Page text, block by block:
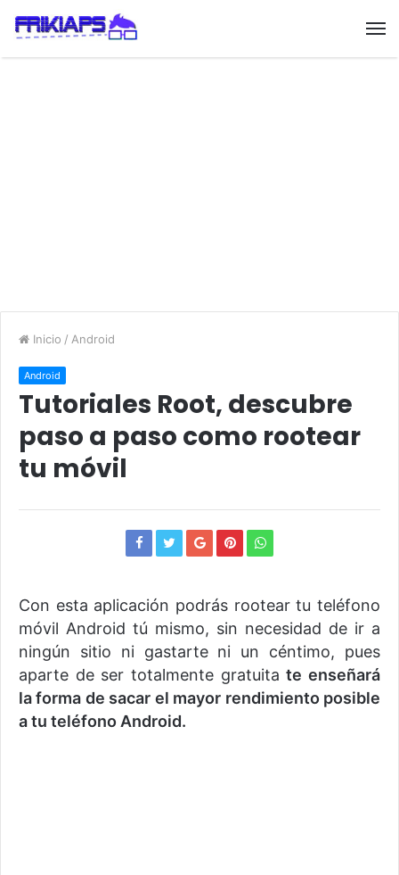
Inicio / Android
Android
Tutoriales Root, descubre
paso a paso como rootear
tu móvil
Con esta aplicación podrás rootear tu teléfono
móvil Android tú mismo, sin necesidad de ir a
ningún sitio ni gastarte ni un céntimo, pues
aparte de ser totalmente gratuitate enseñará
la forma de sacar el mayor rendimiento posible
a tu teléfono Android.